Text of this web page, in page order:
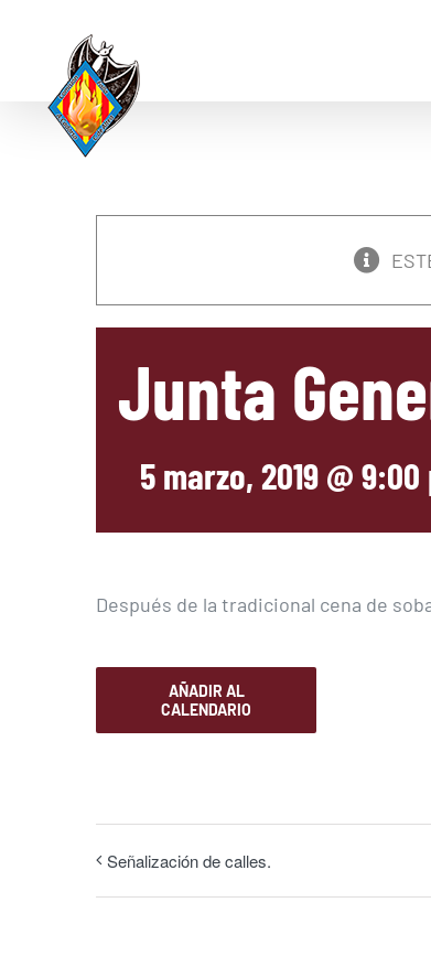
content
Junta
5 marzo, 2019 @ 9:00
Después de la tradicional cena de
AÑADIR AL
CALENDARIO
Señalización de calles.